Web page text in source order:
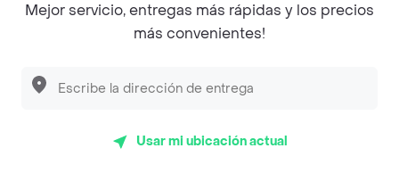
Rolls Kami
Roll con pollo teriyaki, queso crema y
Mejor servicio, entregas más rápidas y los precios
más convenientes!
Usar mi ubicación actual